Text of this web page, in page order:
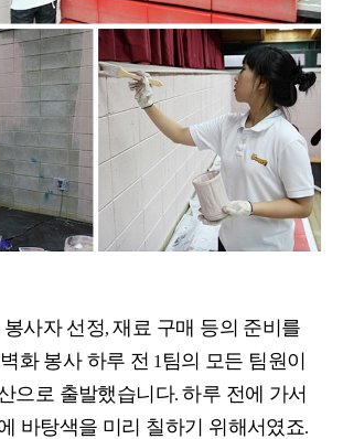
봉사자 선정,재료 구매 등의 준비를
벽화 봉사 하루 전 1 팀의 모든 팀원이
으로 출발했습니다.하루 전에 가서
바탕색을 미리 칠하기 위해서였죠.